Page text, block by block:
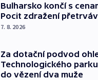
Bulharsko končí s
Pocit zdražení
7. 8. 2026
Za dotační podvod
Technologického
do vězení dva muže